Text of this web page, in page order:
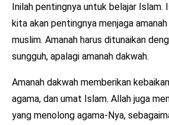
Inilah pentingnya untuk belajar Islam.
kita akan pentingnya menjaga
muslim. Amanah harus ditunaikan
sungguh, apalagi amanah dakwah.
Amanah dakwah memberikan
agama, dan umat Islam. Allah juga
yang menolong agama-Nya,